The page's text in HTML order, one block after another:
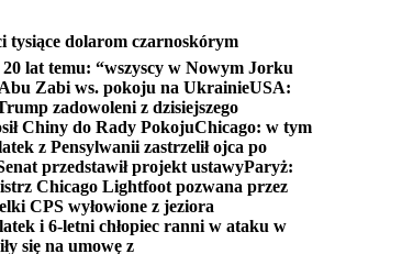
tysiące dolarom czarnoskórym
lat temu: “wszyscy w Nowym Jorku
Zabi ws. pokoju na UkrainieUSA:
zadowoleni z dzisiejszego
Chiny do Rady PokojuChicago: w tym
z Pensylwanii zastrzelił ojca po
przedstawił projekt ustawyParyż:
Chicago Lightfoot pozwana przez
CPS wyłowione z jeziora
i 6-letni chłopiec ranni w ataku w
się na umowę z